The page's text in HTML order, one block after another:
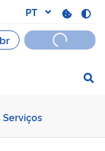
Serviços